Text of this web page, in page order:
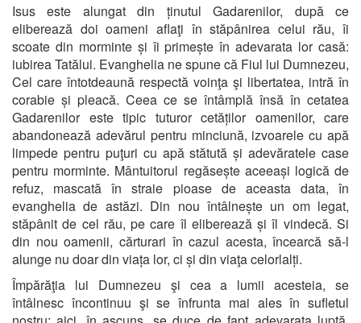
Isus este alungat din ținutul Gadarenilor, după ce
eliberează doi oameni aflaţi în stăpânirea celui rău, îi
scoate din morminte și îi primește în adevarata lor casă:
iubirea Tatălui. Evanghelia ne spune că Fiul lui Dumnezeu,
Cel care întotdeaună respectă voinţa şi libertatea, intră în
corabie și pleacă. Ceea ce se întâmplă însă în cetatea
Gadarenilor este tipic tuturor cetăților oamenilor, care
abandonează adevărul pentru minciună, izvoarele cu apă
limpede pentru puţuri cu apă stătută și adevăratele case
pentru morminte. Mântuitorul regăsește aceeași logică de
refuz, mascată în straie pioase de aceasta data, în
evanghelia de astăzi. Din nou întâlnește un om legat,
stăpânit de cel rău, pe care îl eliberează și îl vindecă. Si
din nou oamenii, cărturari în cazul acesta, încearcă să-l
alunge nu doar din viața lor, ci și din viaţa celorlalți.
Împărăţia lui Dumnezeu şi cea a lumii acesteia, se
întâlnesc încontinuu şi se înfrunta mai ales în sufletul